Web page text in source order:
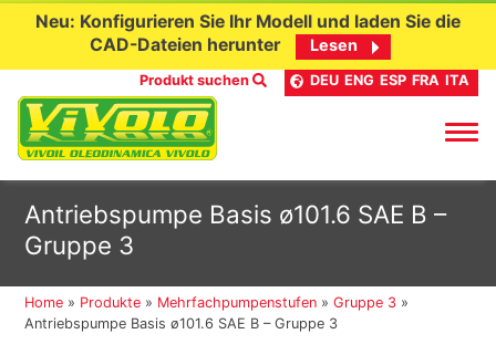
content
Neu: Konfigurieren Sie Ihr Modell und laden Sie die
CAD-Dateien herunter
Lesen
Produkt suchen DEU ENG ESP FRA ITA
Antriebspumpe Basis ø101.6 SAE B –
Gruppe 3
Home » Produkte » Mehrfachpumpenstufen »Gruppe 3 »
Antriebspumpe Basis ø101.6 SAE B – Gruppe 3